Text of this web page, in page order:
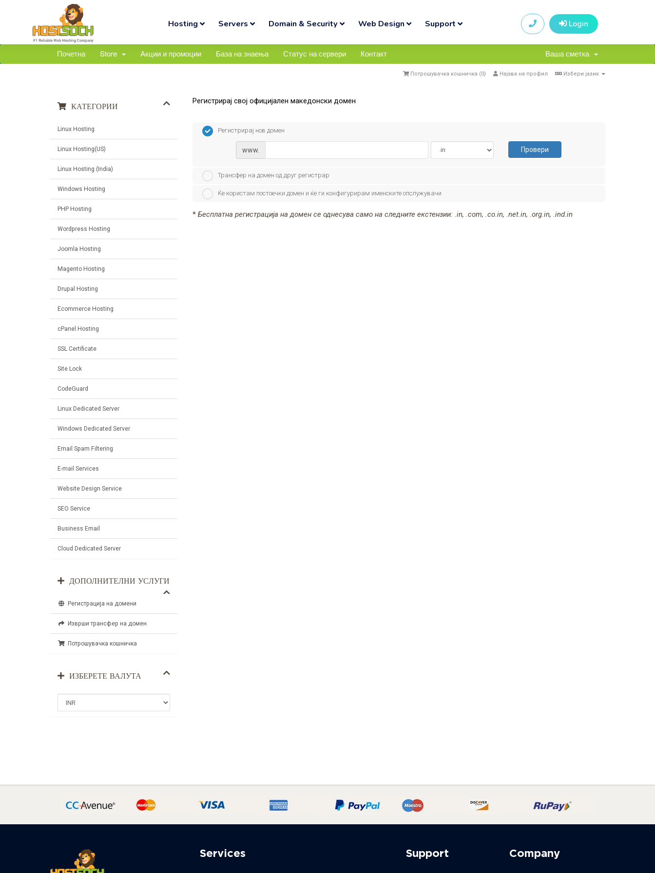
Hosting Servers Domain & Security Web Design Support Login
Почетна Store Акции и промоции База на знаења Статус на сервери Контакт Ваша сметка
Избери јазик
Најава на профил
Потрошувачка кошничка (0)
Регистрирај свој официјален македонски домен
КАТЕГОРИИ
Linux Hosting
Linux Hosting(US)
Linux Hosting (India)
Windows Hosting
PHP Hosting
Wordpress Hosting
Joomla Hosting
Magento Hosting
Drupal Hosting
Ecommerce Hosting
cPanel Hosting
SSL Certificate
Site Lock
CodeGuard
Linux Dedicated Server
Windows Dedicated Server
Email Spam Filtering
E-mail Services
Website Design Service
SEO Service
Business Email
Cloud Dedicated Server
ДОПОЛНИТЕЛНИ УСЛУГИ
Регистрација на домени
Изврши трансфер на домен
Потрошувачка кошничка
ИЗБЕРЕТЕ ВАЛУТА
Регистрирај нов домен
www. Провери
Трансфер на домен од друг регистрар
Ќе користам постоечки домен и ќе ги конфигурирам именските опслужувачи
* Бесплатна регистрација на домен се однесува само на следните екстензии: .in, .com, .co.in, .net.in, .org.in, .ind.in
Services Support Company